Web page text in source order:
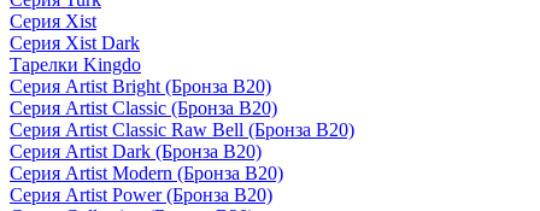
Серия Xist
Серия Xist Dark
Тарелки Kingdo
Серия Artist Bright (Бронза B20)
Серия Artist Classic (Бронза B20)
Серия Artist Classic Raw Bell (Бронза B20)
Серия Artist Dark (Бронза B20)
Серия Artist Modern (Бронза B20)
Серия Artist Power (Бронза B20)